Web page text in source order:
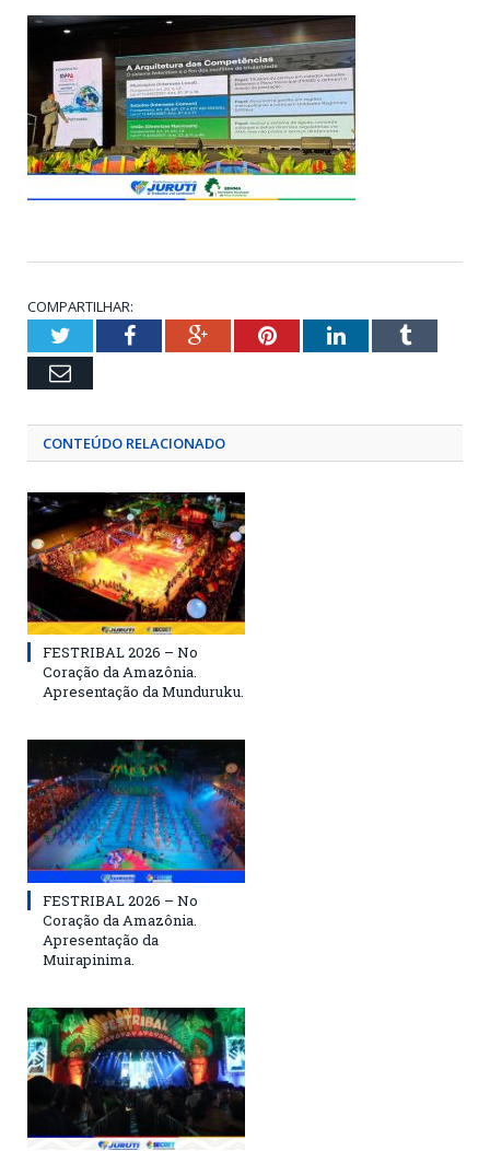
COMPARTILHAR:
TwitterFacebookGoogle+PinterestLinkedInTumblr
Email
CONTEÚDO RELACIONADO
FESTRIBAL 2026 – No
Coração da Amazônia.
Apresentação da Munduruku.
FESTRIBAL 2026 – No
Coração da Amazônia.
Apresentação da
Muirapinima.